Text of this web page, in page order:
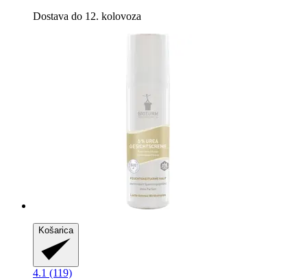
Dostava do 12. kolovoza
Košarica
4.1 (119)